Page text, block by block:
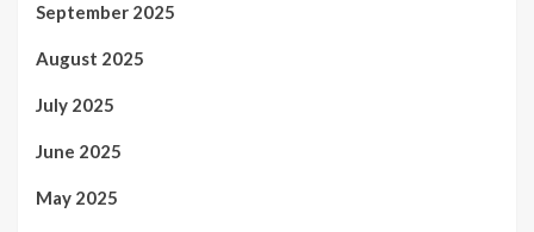
September 2025
August 2025
July 2025
June 2025
May 2025